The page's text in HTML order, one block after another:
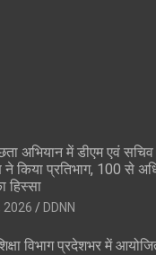
अभियान में डीएम एवं
ने किया प्रतिभाग, 100 से
हिस्सा
2026 DDNN
विभाग प्रदेशभर में